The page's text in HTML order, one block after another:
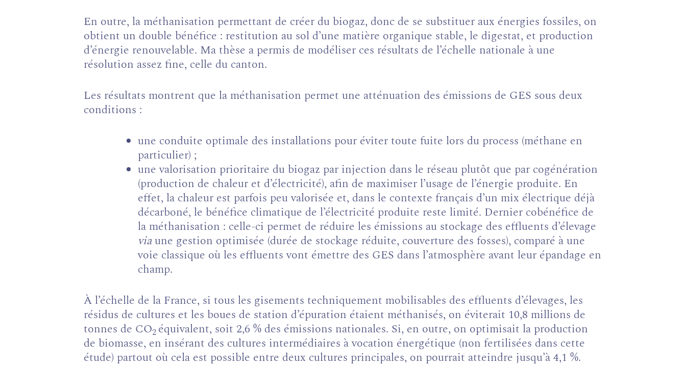
En outre, la méthanisation permettant de créer du biogaz, donc de se substituer aux énergies fossiles, on
obtient un double bénéfice : restitution au sol d’une matière organique stable, le digestat, et production
d’énergie renouvelable. Ma thèse a permis de modéliser ces résultats de l’échelle nationale à une
résolution assez fine, celle du canton.
Les résultats montrent que la méthanisation permet une atténuation des émissions de GES sous deux
conditions :
une conduite optimale des installations pour éviter toute fuite lors du process (méthane en
particulier) ;
une valorisation prioritaire du biogaz par injection dans le réseau plutôt que par cogénération
(production de chaleur et d’électricité), afin de maximiser l’usage de l’énergie produite. En
effet, la chaleur est parfois peu valorisée et, dans le contexte français d’un mix électrique déjà
décarboné, le bénéfice climatique de l’électricité produite reste limité. Dernier cobénéfice de
la méthanisation : celle-ci permet de réduire les émissions au stockage des effluents d’élevage
viaune gestion optimisée (durée de stockage réduite, couverture des fosses), comparé à une
voie classique où les effluents vont émettre des GES dans l’atmosphère avant leur épandage en
champ.
À l’échelle de la France, si tous les gisements techniquement mobilisables des effluents d’élevages, les
résidus de cultures et les boues de station d’épuration étaient méthanisés, on éviterait 10,8 millions de
tonnes de CO2 équivalent, soit 2,6 % des émissions nationales. Si, en outre, on optimisait la production
de biomasse, en insérant des cultures intermédiaires à vocation énergétique (non fertilisées dans cette
étude) partout où cela est possible entre deux cultures principales, on pourrait atteindre jusqu’à 4,1 %.